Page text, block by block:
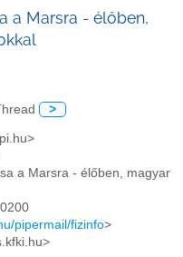
a Marsra - élőben,
>
a Marsra - élőben, magyar
pipermail/fizinfo>